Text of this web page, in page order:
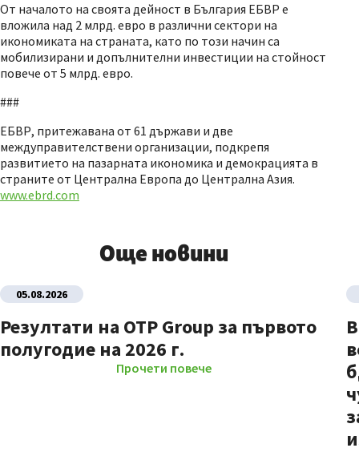
От началото на своята дейност в България ЕБВР е
вложила над 2 млрд. евро в различни сектори на
икономиката на страната, като по този начин са
мобилизирани и допълнителни инвестиции на стойност
повече от 5 млрд. евро.
###
ЕБВР, притежавана от 61 държави и две
междуправителствени организации, подкрепя
развитието на пазарната икономика и демокрацията в
страните от Централна Европа до Централна Азия.
www.ebrd.com
Още новини
05.08.2026
Резултати на OTP Group за първото
полугодие на 2026 г.
Прочети повече